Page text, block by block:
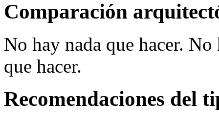
Comparación
No hay nada que hacer.
que hacer.
Recomendaciones del